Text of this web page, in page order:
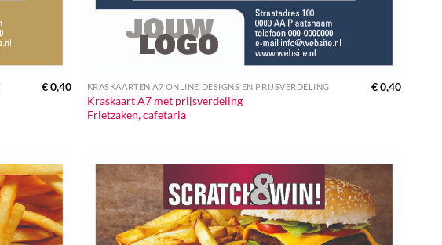
€0,40 KRASKAARTEN A7 ONLINE DESIGNS EN PRIJSVERDELING
Kraskaart A7 met prijsverdeling
Frietzaken, cafetaria
€0,40